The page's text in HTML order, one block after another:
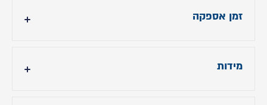
זמן אספקה
מידות